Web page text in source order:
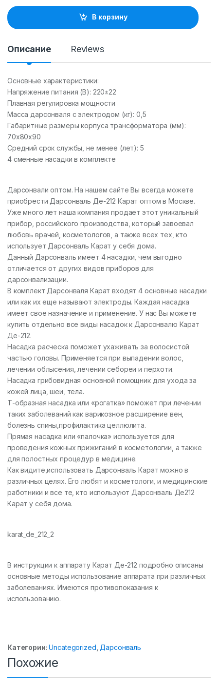
t
i
В корзину
Описание Reviews
Основные характеристики:
Напряжение питания (В): 220±22
Плавная регулировка мощности
Масса дарсонваля с электродом (кг): 0,5
Габаритные размеры корпуса трансформатора (мм):
70х80х90
Средний срок службы, не менее (лет): 5
4 сменные насадки в комплекте
Дарсонвали оптом. На нашем сайте Вы всегда можете
приобрести Дарсонваль Де-212 Карат оптом в Москве.
Уже много лет наша компания продает этот уникальный
прибор, российского производства, который завоевал
любовь врачей, косметологов, а также всех тех, кто
использует Дарсонваль Карат у себя дома.
Данный Дарсонваль имеет 4 насадки, чем выгодно
отличается от других видов приборов для
дарсонвализации.
В комплект Дарсонваля Карат входят 4 основные насадки
или как их еще называют электроды. Каждая насадка
имеет свое назначение и применение. У нас Вы можете
купить отдельно все виды насадок к Дарсонвалю Карат
Де-212.
Насадка расческа поможет ухаживать за волосистой
частью головы. Применяется при выпадении волос,
лечении облысения, лечении себореи и перхоти.
Насадка грибовидная основной помощник для ухода за
кожей лица, шеи, тела.
Т-образная насадка или «рогатка» поможет при лечении
таких заболеваний как варикозное расширение вен,
болезнь спины,профилактика целлюлита.
Прямая насадка или «палочка» используется для
проведения кожных прижиганий в косметологии, а также
для полостных процедур в медицине.
Как видите,использовать Дарсонваль Карат можно в
различных целях. Его любят и косметологи, и медицинские
работники и все те, кто используют Дарсонваль Де212
Карат у себя дома.
karat_de_212_2
В инструкции к аппарату Карат Де-212 подробно описаны
основные методы использование аппарата при различных
заболеваниях. Имеются противопоказания к
использованию.
Категории:Uncategorized Дарсонваль
Похожие